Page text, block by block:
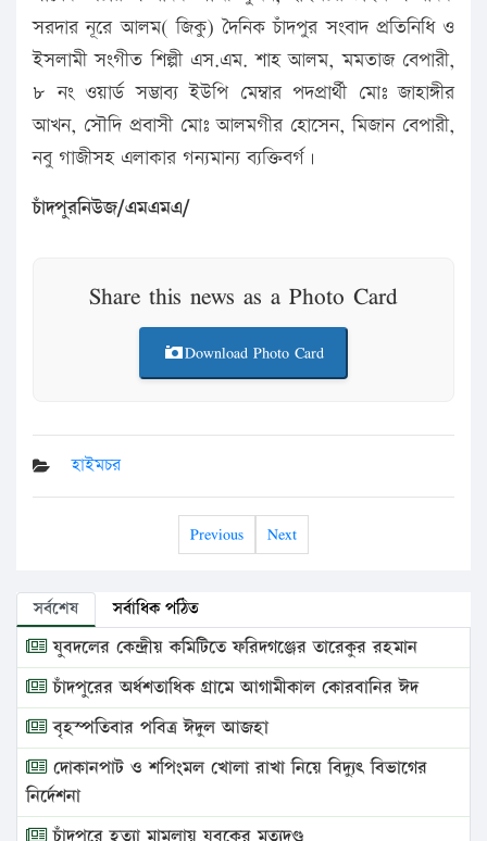
সরদার নূরে আলম( জিকু) দৈনিক চাঁদপুর সংবাদ প্রতিনিধি ও
ইসলামী সংগীত শিল্পী এস.এম. শাহ আলম, মমতাজ বেপারী,
৮ নং ওয়ার্ড সম্ভাব্য ইউপি মেম্বার পদপ্রার্থী মোঃ জাহাঙ্গীর
আখন, সৌদি প্রবাসী মোঃ আলমগীর হোসেন, মিজান বেপারী,
নবু গাজীসহ এলাকার গন্যমান্য ব্যক্তিবর্গ।
চাঁদপুরনিউজ/এমএমএ/
Share this news as a Photo Card
Download Photo Card
হাইমচর
Previous Next
সর্বশেষ সর্বাধিক পঠিত
যুবদলের কেন্দ্রীয় কমিটিতে ফরিদগঞ্জের তারেকুর রহমান
চাঁদপুরের অর্ধশতাধিক গ্রামে আগামীকাল কোরবানির ঈদ
বৃহস্পতিবার পবিত্র ঈদুল আজহা
দোকানপাট ও শপিংমল খোলা রাখা নিয়ে বিদ্যুৎ বিভাগের
নির্দেশনা